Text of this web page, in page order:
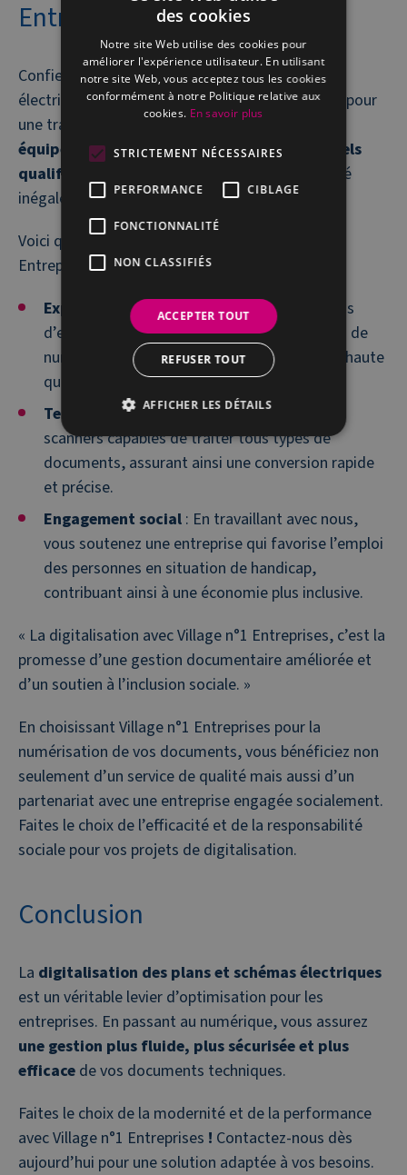
Entreprises ?
Confier la digitalisation de vos plans et schémas
électriques à Village n°1 Entreprises, c’est opter pour
une transformation numérique sans tracas.
équipements et notre équipe de professionnels
qualifiés
assurent une précision et une efficacité
inégalées dans le processus de numérisation.
Voici quelques raisons pour lesquelles Village n°1
Entreprises se distingue :
Expertise et expérience: Avec plus de 50 ans
d’expérience, nous maîtrisons les techniques de
numérisation, garantissant des résultats de haute
qualité.
Technologie avancée: Nous utilisons des
scanners capables de traiter tous types de
documents, assurant ainsi une conversion rapide
et précise.
Engagement social : En travaillant avec nous,
vous soutenez une entreprise qui favorise l’emploi
des personnes en situation de handicap,
contribuant ainsi à une économie plus inclusive.
« La digitalisation avec Village n°1 Entreprises, c’est la
promesse d’une gestion documentaire améliorée et
d’un soutien à l’inclusion sociale. »
En choisissant Village n°1 Entreprises pour la
numérisation de vos documents, vous bénéficiez non
seulement d’un service de qualité mais aussi d’un
partenariat avec une entreprise engagée socialement.
Faites le choix de l’efficacité et de la responsabilité
sociale pour vos projets de digitalisation.
Conclusion
La digitalisation des plans et schémas électriques
est un véritable levier d’optimisation pour les
entreprises. En passant au numérique, vous assurez
une gestion plus fluide, plus sécurisée et plus
efficace de vos documents techniques.
Faites le choix de la modernité et de la performance
avec Village n°1 Entreprises ! Contactez-nous dès
aujourd’hui pour une solution adaptée à vos besoins.
DUTCH
des cookies
Notre site Web utilise des cookies pour
améliorer l'expérience utilisateur. En utilisant
notre site Web, vous acceptez tous les cookies
conformément à notre Politique relative aux
cookies. En savoir plus
STRICTEMENT NÉCESSAIRES
PERFORMANCE CIBLAGE
FONCTIONNALITÉ
NON CLASSIFIÉS
ACCEPTER TOUT
REFUSER TOUT
AFFICHER LES DÉTAILS